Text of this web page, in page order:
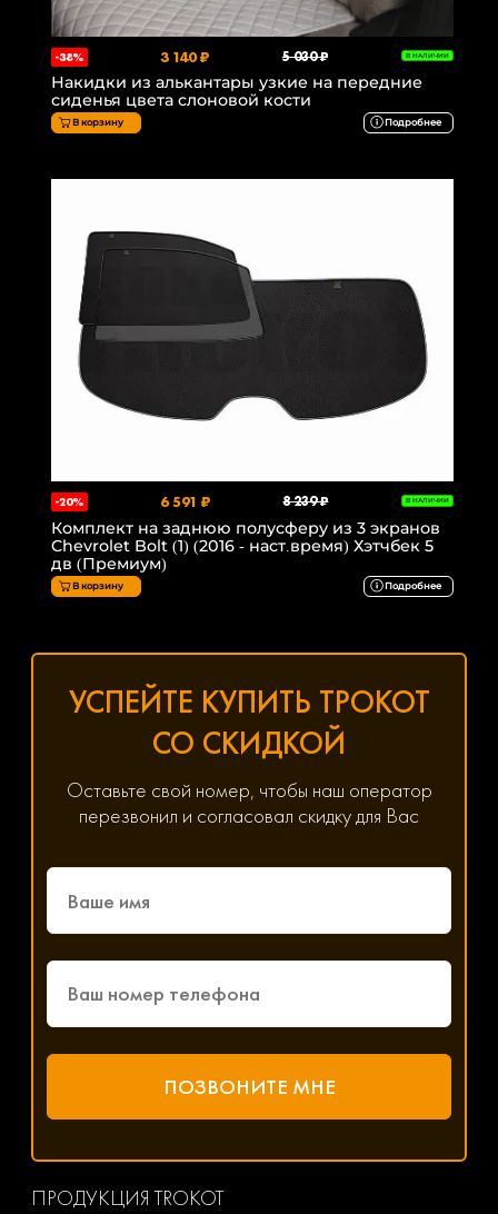
-38% 3 140 ₽ 5 030 ₽ В НАЛИЧИИ
Накидки из алькантары узкие на передние
сиденья цвета слоновой кости
В корзину Подробнее
-20% 6 591 ₽ 8 239 ₽ В НАЛИЧИИ
Комплект на заднюю полусферу из 3 экранов
Chevrolet Bolt (1) (2016 - наст.время) Хэтчбек 5
дв (Премиум)
В корзину Подробнее
УСПЕЙТЕ КУПИТЬ ТРОКОТ
СО СКИДКОЙ
Оставьте свой номер, чтобы наш оператор
перезвонил и согласовал скидку для Вас
ПРОДУКЦИЯ TROKOT